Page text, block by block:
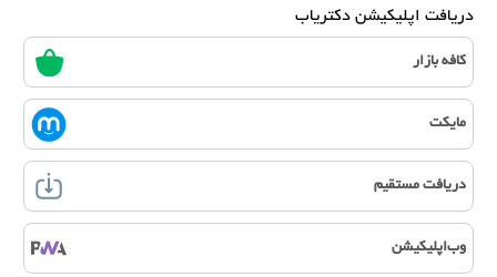
دریافت اپلیکیشن دکتریاب
کافه بازار
مایکت
دریافت مستقیم
وب‌اپلیکیشن